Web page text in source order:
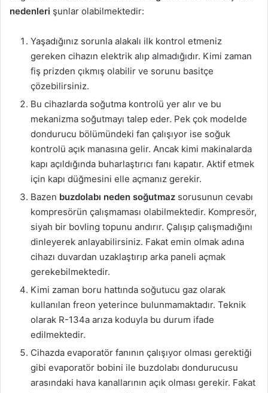
nedenleri şunlar olabilmektedir:
Yaşadığınız sorunla alakalı ilk kontrol etmeniz
gereken cihazın elektrik alıp almadığıdır. Kimi zaman
fiş prizden çıkmış olabilir ve sorunu basitçe
çözebilirsiniz.
Bu cihazlarda soğutma kontrolü yer alır ve bu
mekanizma soğutmayı talep eder. Pek çok modelde
dondurucu bölümündeki fan çalışıyor ise soğuk
kontrolü açık manasına gelir. Ancak kimi makinalarda
kapı açıldığında buharlaştırıcı fanı kapatır. Aktif etmek
için kapı düğmesini elle açmanız gerekir.
Bazen buzdolabı neden soğutmaz sorusunun cevabı
kompresörün çalışmaması olabilmektedir. Kompresör,
siyah bir bovling topunu andırır. Çalışıp çalışmadığını
dinleyerek anlayabilirsiniz. Fakat emin olmak adına
cihazı duvardan uzaklaştırıp arka paneli açmak
gerekebilmektedir.
Kimi zaman boru hattında soğutucu gaz olarak
kullanılan freon yeterince bulunmamaktadır. Teknik
olarak R-134a arıza koduyla bu durum ifade
edilmektedir.
Cihazda evaporatör fanının çalışıyor olması gerektiği
gibi evaporatör bobini ile buzdolabı dondurucusu
arasındaki hava kanallarının açık olması gerekir. Fakat